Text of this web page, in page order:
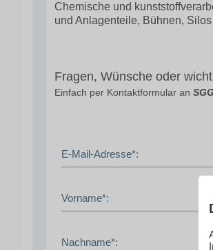
Chemische und
und Anlagenteile, Bühnen,
Fragen, Wünsche oder
Einfach per Kontaktformular an
E-Mail-Adresse*:
Vorname*:
Nachname*: